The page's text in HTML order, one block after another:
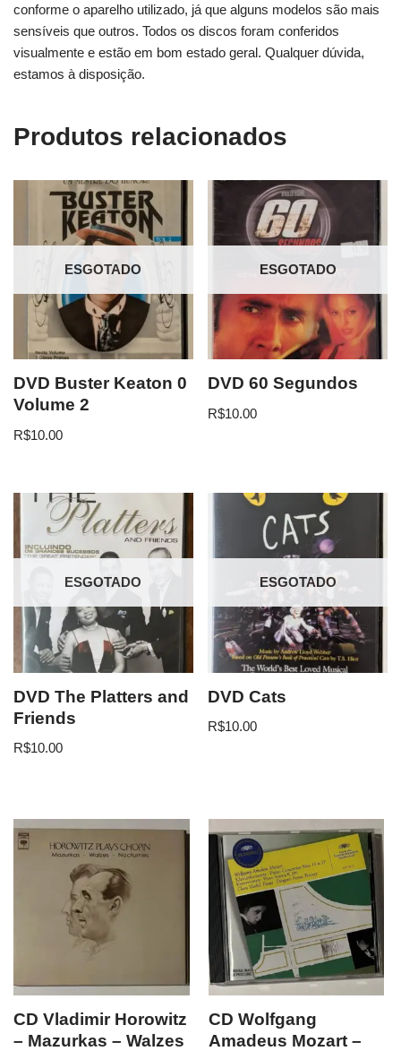
conforme o aparelho utilizado, já que alguns modelos são mais
sensíveis que outros. Todos os discos foram conferidos
visualmente e estão em bom estado geral. Qualquer dúvida,
estamos à disposição.
Produtos relacionados
ESGOTADO
DVD Buster Keaton 0
Volume 2
R$10.00
ESGOTADO
DVD 60 Segundos
R$10.00
ESGOTADO
DVD The Platters and
Friends
R$10.00
ESGOTADO
DVD Cats
R$10.00
CD Vladimir Horowitz
– Mazurkas – Walzes
CD Wolfgang
Amadeus Mozart –